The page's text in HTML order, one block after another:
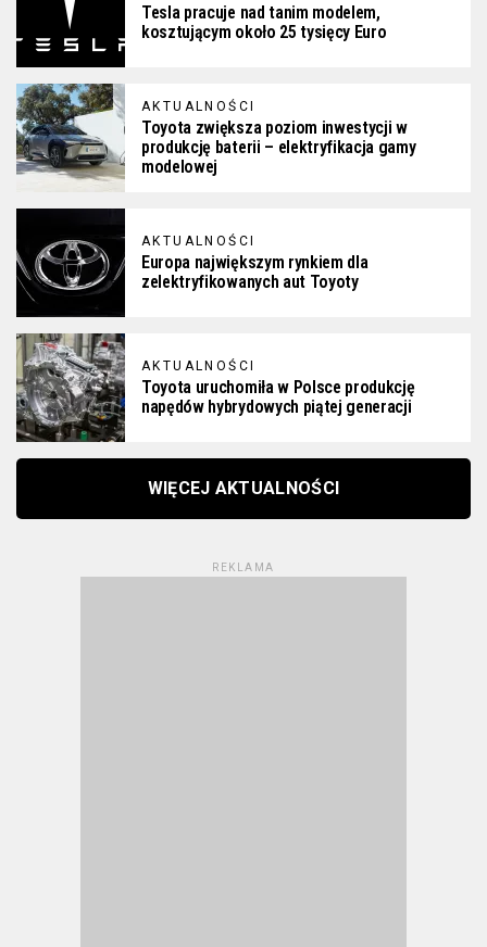
Tesla pracuje nad tanim modelem,
kosztującym około 25 tysięcy Euro
AKTUALNOŚCI
Toyota zwiększa poziom inwestycji w
produkcję baterii – elektryfikacja gamy
modelowej
AKTUALNOŚCI
Europa największym rynkiem dla
zelektryfikowanych aut Toyoty
AKTUALNOŚCI
Toyota uruchomiła w Polsce produkcję
napędów hybrydowych piątej generacji
WIĘCEJ AKTUALNOŚCI
REKLAMA